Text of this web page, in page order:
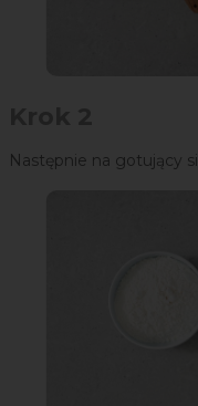
Następnie na gotujący